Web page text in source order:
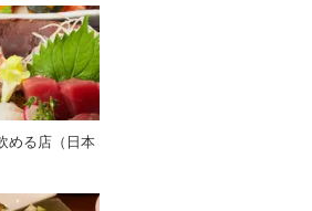
める店（日本